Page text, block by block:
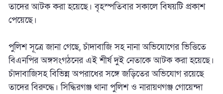
তাদের আটক করা হয়েছে। বৃহস্পতিবার সকালে বিষয়টি প্রকাশ
পেয়েছে।
পুলিশ সূত্রে জানা গেছে, চাঁদাবাজি সহ নানা অভিযোগের ভিত্তিতে
বিএনপির অঙ্গসংগঠনের এই শীর্ষ দুই নেতাকে আটক করা হয়েছে।
চাঁদাবাজিসহ বিভিন্ন অপরাধের সঙ্গে জড়িতের অভিযোগ রয়েছে
তাদের বিরুদ্ধে। সিদ্ধিরগঞ্জ থানা পুলিশ ও নারায়ণগঞ্জ গোয়েন্দা